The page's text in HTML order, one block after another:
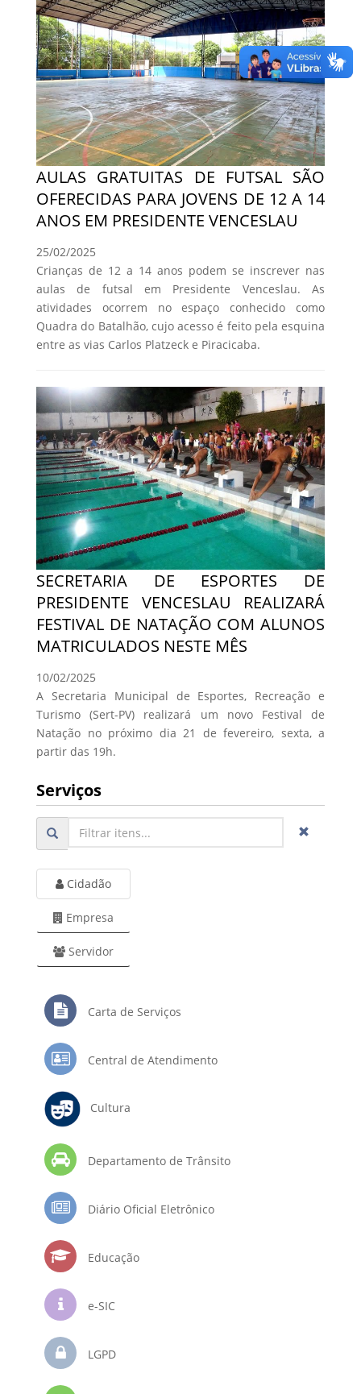
AULAS GRATUITAS DE FUTSAL SÃO
OFERECIDAS PARA JOVENS DE 12 A 14
ANOS EM PRESIDENTE VENCESLAU
25/02/2025
Crianças de 12 a 14 anos podem se inscrever nas
aulas de futsal em Presidente Venceslau. As
atividades ocorrem no espaço conhecido como
Quadra do Batalhão, cujo acesso é feito pela esquina
entre as vias Carlos Platzeck e Piracicaba.
SECRETARIA DE ESPORTES DE
PRESIDENTE VENCESLAU REALIZARÁ
FESTIVAL DE NATAÇÃO COM ALUNOS
MATRICULADOS NESTE MÊS
10/02/2025
A Secretaria Municipal de Esportes, Recreação e
Turismo (Sert-PV) realizará um novo Festival de
Natação no próximo dia 21 de fevereiro, sexta, a
partir das 19h.
Serviços
Cidadão
Empresa
Servidor
Carta de Serviços
Central de Atendimento
Cultura
Departamento de Trânsito
Diário Oficial Eletrônico
Educação
e-SIC
LGPD